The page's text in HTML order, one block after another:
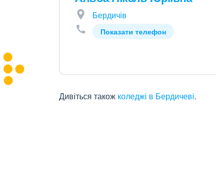
Бердичів
Показати телефон
Дивіться також коледжі в Бердичеві.